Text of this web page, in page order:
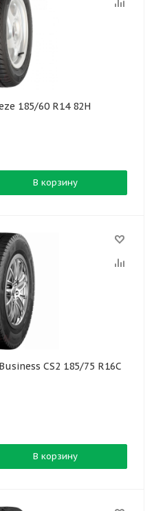
185/60 R14 82H
В корзину
CS2 185/75 R16C
В корзину